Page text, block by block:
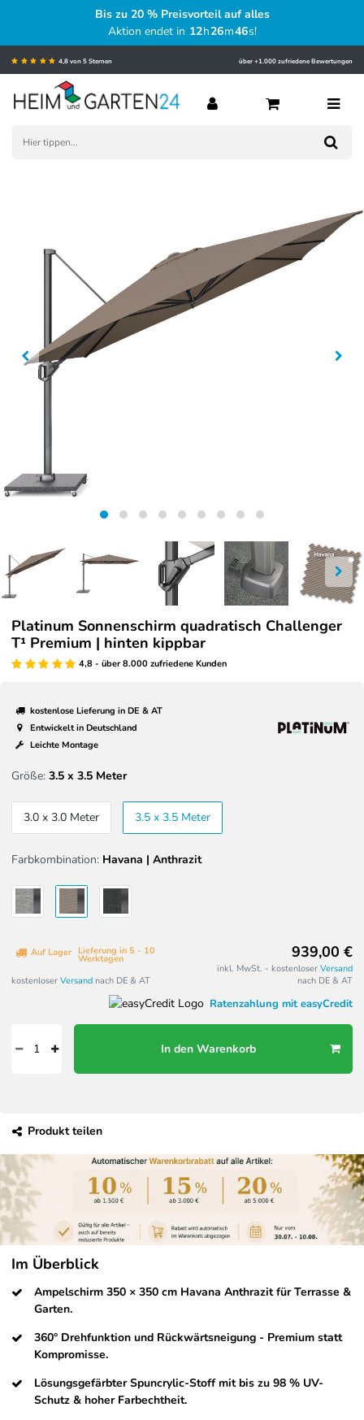
Bis zu 20 % Preisvorteil auf alles
Aktion endet in 12h26m46s!
4,8 von 5 Sternen über +1.000 zufriedene Bewertungen
Platinum Sonnenschirm quadratisch Challenger
T¹ Premium | hinten kippbar
4,8 - über 8.000 zufriedene Kunden
kostenlose Lieferung in DE & AT
Entwickelt in Deutschland
Leichte Montage
Größe: 3.5 x 3.5 Meter
3.0 x 3.0 Meter 3.5 x 3.5 Meter
Farbkombination: Havana | Anthrazit
Lieferung in 5 - 10
Werktagen
Auf Lager
kostenloser Versand nach DE & AT
939,00 €
inkl. MwSt. - kostenloser Versand
nach DE & AT
Ratenzahlung mit easyCredit
In den Warenkorb
Produkt teilen
Im Überblick
Ampelschirm 350 × 350 cm Havana Anthrazit für Terrasse &
Garten.
360° Drehfunktion und Rückwärtsneigung - Premium statt
Kompromisse.
Lösungsgefärbter Spuncrylic-Stoff mit bis zu 98 % UV-
Schutz & hoher Farbechtheit.